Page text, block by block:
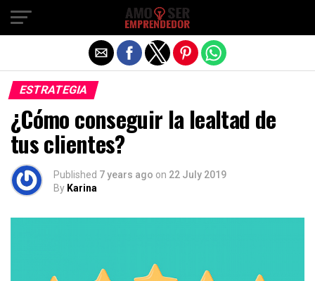
ESTRATEGIA
¿Cómo conseguir la lealtad de
tus clientes?
Published 7 years ago on 22 July 2019
By Karina
Exit mobile version